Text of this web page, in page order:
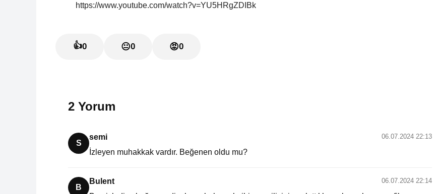
https://www.youtube.com/watch?v=YU5HRgZDIBk
👍0 😐0 😡0
2 Yorum
S
semi 06.07.2024 22:13
İzleyen muhakkak vardır. Beğenen oldu mu?
B
Bulent 06.07.2024 22:14